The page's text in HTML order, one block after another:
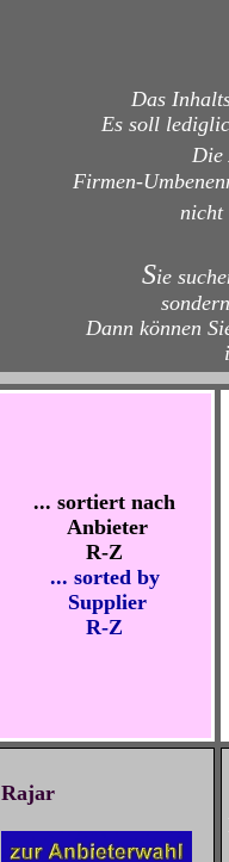
Das
Es soll
Die
Firmen-
nicht
Sie
Dann können
... sortiert nach
Anbieter
R-Z
... sorted by
Supplier
R-Z
Rajar